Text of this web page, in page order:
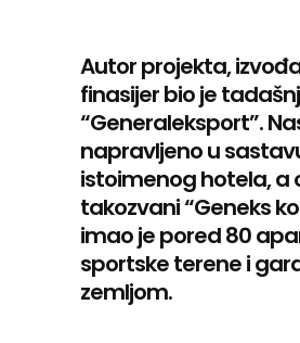
Autor projekta,
finasijer bio je
“Generaleksport”.
napravljeno u
istoimenog hotela, a
takozvani “Geneks
imao je pored 80
sportske terene i
zemljom.